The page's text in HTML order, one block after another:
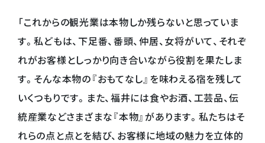
「これからの観光業は本物しか残らないと思っていま
す。私どもは、下足番、番頭、仲居、女将がいて、それぞ
れがお客様としっかり向き合いながら役割を果たしま
す。そんな本物の『おもてなし』を味わえる宿を残して
いくつもりです。また、福井には食やお酒、工芸品、伝
統産業などさまざまな『本物』があります。私たちはそ
れらの点と点とを結び、お客様に地域の魅力を立体的